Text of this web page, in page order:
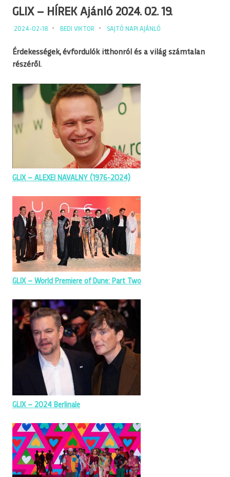
GLIX – HÍREK Ajánló 2024. 02. 19.
2024-02-18 BEDI VIKTOR SAJTÓ NAPI AJÁNLÓ
Érdekességek, évfordulók itthonról és a világ számtalan
részéről.
GLIX – ALEXEI NAVALNY (1976-2024)
GLIX – World Premiere of Dune: Part Two
GLIX – 2024 Berlinale